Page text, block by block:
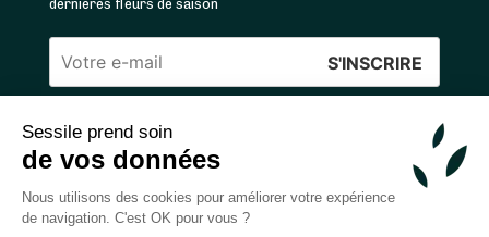
Sessile prend soin
de vos données
Nous utilisons des cookies pour améliorer votre expérience
de navigation. C'est OK pour vous ?
dernières fleurs de saison
Veuillez
ce
champ
4.4 /5 ⭐ | 120 000+ bouquets livrés |
Achats 100% sécurisés